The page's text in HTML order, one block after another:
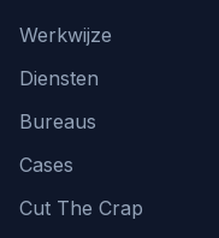
Werkwijze
Diensten
Bureaus
Cases
Cut The Crap